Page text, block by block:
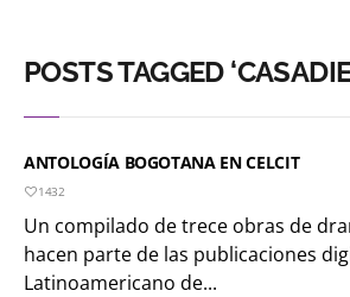
POSTS TAGGED
ANTOLOGÍA BOGOTANA EN CELCIT
1432
Un compilado de trece obras de
hacen parte de las publicaciones
Latinoamericano de...